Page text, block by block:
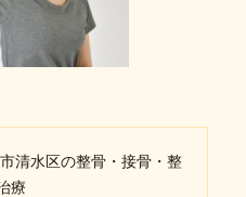
清水区の整骨・接骨・整
療